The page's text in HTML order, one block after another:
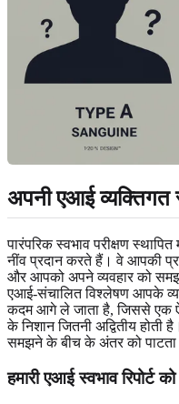
अपनी एआई व्यक्तिगत
पारंपरिक स्वभाव परीक्षण
नींव प्रदान करते हैं। वे आपकी
और आपको अपने व्यवहार को
एआई-संचालित विश्लेषण आपके
कदम आगे ले जाता है, जिससे एक
के निशान जितनी अद्वितीय
समझने के बीच के अंतर को पाटता
हमारी एआई स्वभाव रिपोर्ट